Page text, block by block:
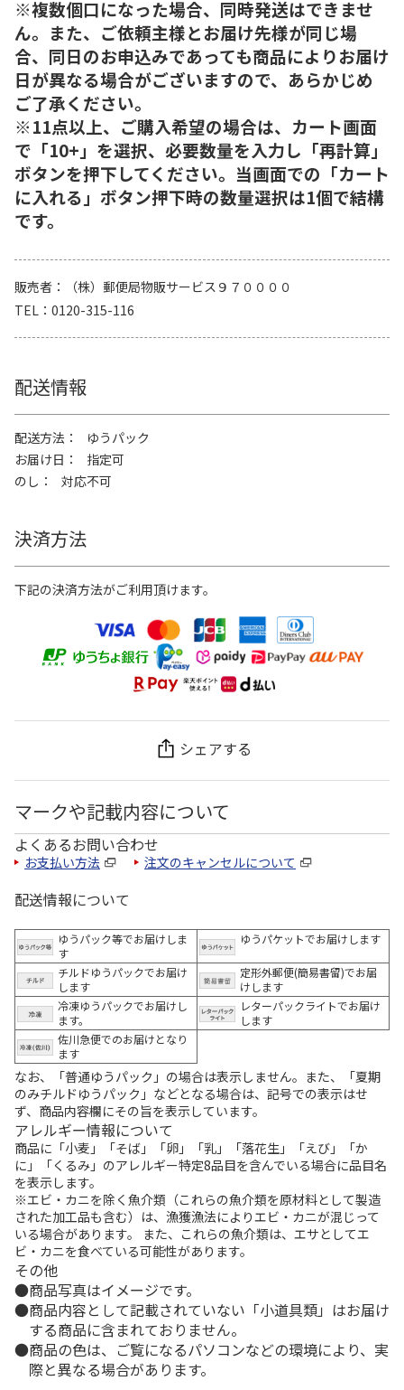
※複数個口になった場合、同時発送はできませ
ん。また、ご依頼主様とお届け先様が同じ場
合、同日のお申込みであっても商品によりお届け
日が異なる場合がございますので、あらかじめ
ご了承ください。
※11点以上、ご購入希望の場合は、カート画面
で「10+」を選択、必要数量を入力し「再計算」
ボタンを押下してください。当画面での「カート
に入れる」ボタン押下時の数量選択は1個で結構
です。
販売者
（株）郵便局物販サービス９７００００
TEL
0120-315-116
配送情報
配送方法
ゆうパック
お届け日
指定可
のし
対応不可
決済方法
下記の決済方法がご利用頂けます。
シェアする
マークや記載内容について
よくあるお問い合わせ
お支払い方法 注文のキャンセルについて
配送情報について
ゆうパック等でお届けしま
す
ゆうパケットでお届けします
チルドゆうパックでお届け
します
定形外郵便(簡易書留)でお届
けします
冷凍ゆうパックでお届けし
ます。
レターパックライトでお届け
します
佐川急便でのお届けとなり
ます
なお、「普通ゆうパック」の場合は表示しません。また、「夏期
のみチルドゆうパック」などとなる場合は、記号での表示はせ
ず、商品内容欄にその旨を表示しています。
アレルギー情報について
商品に「小麦」「そば」「卵」「乳」「落花生」「えび」「か
に」「くるみ」のアレルギー特定8品目を含んでいる場合に品目名
を表示します。
※エビ・カニを除く魚介類（これらの魚介類を原材料として製造
された加工品も含む）は、漁獲漁法によりエビ・カニが混じって
いる場合があります。 また、これらの魚介類は、エサとしてエ
ビ・カニを食べている可能性があります。
その他
商品写真はイメージです。
商品内容として記載されていない「小道具類」はお届け
する商品に含まれておりません。
商品の色は、ご覧になるパソコンなどの環境により、実
際と異なる場合があります。